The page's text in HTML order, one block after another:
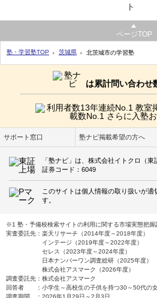
ト
ページTOP
塾・学習塾TOP 茨城県 北茨城市の学習塾
は累計問い合わせ
サポート窓口 塾ナビ掲載希望の方へ
「塾ナビ」は、株式会社イトクロ（東
証券コード：6049
このサイトは個人情報の取り扱いが
す。
※1 塾・予備校検索サイトの利用に関する市場実態把握
実査委託先：楽天リサーチ（2014年度～2018年度）
インテージ（2019年度～2022年度）
セレス（2023年度～2024年度）
日本ナンバーワン調査総研（2025年度）
株式会社アスマーク（2026年度）
調査委託先：株式会社アスマーク
回答者 ：小学生～高校生の子供を持つ30～50代の
調査期間 ：2026年1月29日～2月3日